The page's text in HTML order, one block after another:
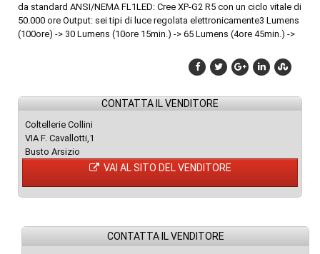
da standard ANSI/NEMA FL1LED: Cree XP-G2 R5 con un ciclo vitale di
50.000 ore Output: sei tipi di luce regolata elettronicamente3 Lumens
(100ore) -> 30 Lumens (10ore 15min.) -> 65 Lumens (4ore 45min.) ->
CONTATTA IL VENDITORE
Coltellerie Collini
VIA F. Cavallotti,1
Busto Arsizio
VAI AL SITO DEL VENDITORE
CONTATTA IL VENDITORE